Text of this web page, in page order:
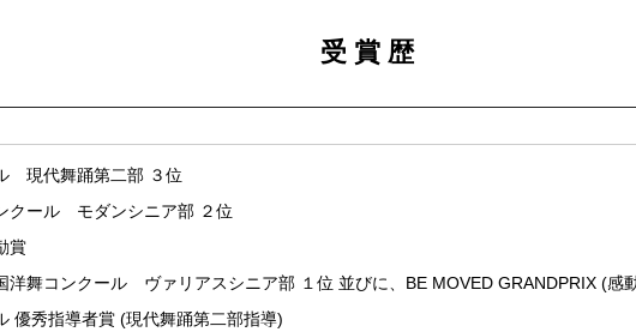
受 賞 歴
現代舞踊第二部 ３位
クール モダンシニア部 ２位
賞
舞コンクール ヴァリアスシニア部 １位 並びに、BE MOVED GRANDPRIX (感
秀指導者賞 (現代舞踊第二部指導)